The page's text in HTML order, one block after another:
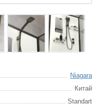
Niagara
Китай
Standart